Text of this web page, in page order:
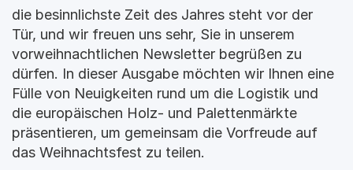
die besinnlichste Zeit des Jahres steht vor der
Tür, und wir freuen uns sehr, Sie in unserem
vorweihnachtlichen Newsletter begrüßen zu
dürfen. In dieser Ausgabe möchten wir Ihnen eine
Fülle von Neuigkeiten rund um die Logistik und
die europäischen Holz- und Palettenmärkte
präsentieren, um gemeinsam die Vorfreude auf
das Weihnachtsfest zu teilen.